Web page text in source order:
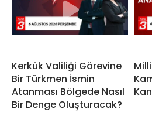
Kerkük Valiliği Görevine
Bir Türkmen İsmin
Atanması Bölgede Nasıl
Bir Denge Oluşturacak?